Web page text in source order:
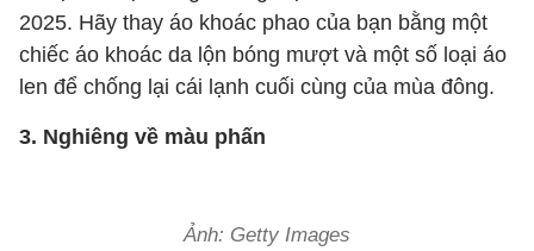
2025. Hãy thay áo khoác phao của bạn bằng một
chiếc áo khoác da lộn bóng mượt và một số loại áo
len để chống lại cái lạnh cuối cùng của mùa đông.
3. Nghiêng về màu phấn
Ảnh: Getty Images